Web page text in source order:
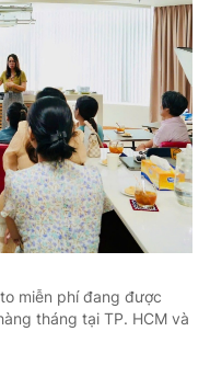
miễn phí đang được
tháng tại TP. HCM và